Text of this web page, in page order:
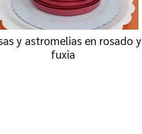
y astromelias en rosado y
fuxia